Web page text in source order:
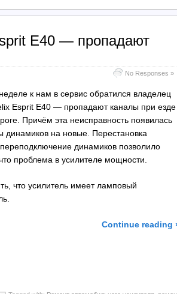
E40 — пропадают
No Responses »
к нам в сервис обратился владелец
Esprit E40 — пропадают каналы при езде
Причём эта неисправность появилась
динамиков на новые. Перестановка
динамиков позволило
проблема в усилителе мощности.
что усилитель имеет ламповый
Continue reading